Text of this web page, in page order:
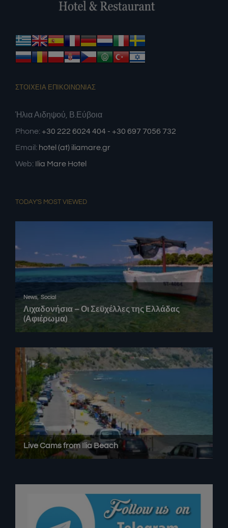
ΣΤΟΙΧΕΙΑ ΕΠΙΚΟΙΝΩΝΙΑΣ
Ήλια Αιδηψού, Β.Εύβοια
Phone: +30 222 6024 404 - +30 697 7056 732
Email: hotel (at) iliamare.gr
Web: Ilia Mare Hotel
TODAY'S MOST VIEWED